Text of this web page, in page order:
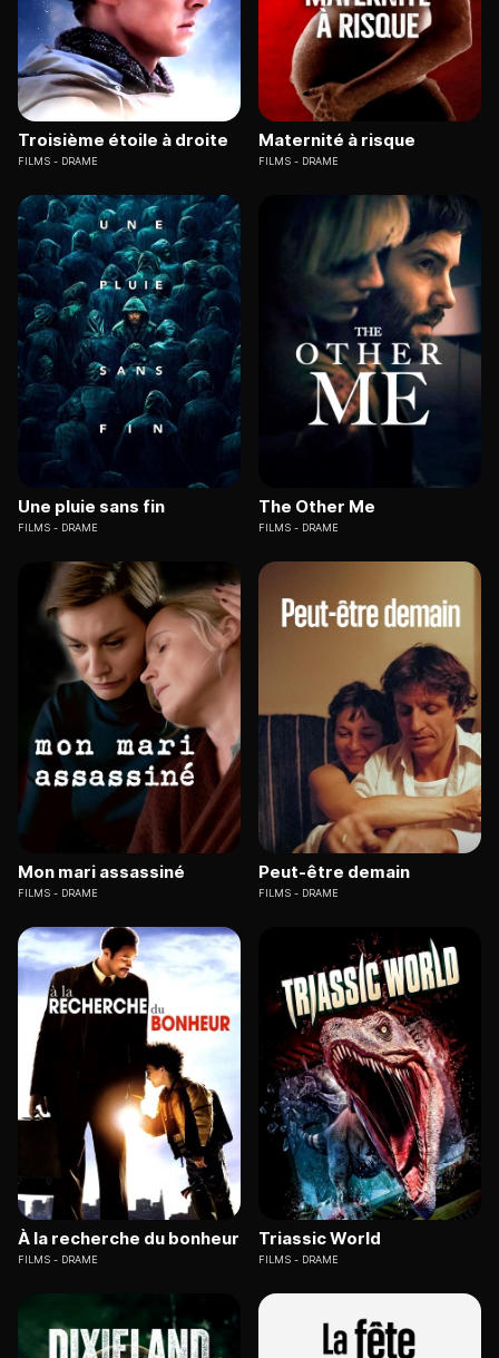
Troisième étoile à droite
FILMS DRAME
Maternité à risque
FILMS DRAME
Une pluie sans fin
FILMS DRAME
The Other Me
FILMS DRAME
Mon mari assassiné
FILMS DRAME
Peut-être demain
FILMS DRAME
À la recherche du bonheur
FILMS DRAME
Triassic World
FILMS DRAME